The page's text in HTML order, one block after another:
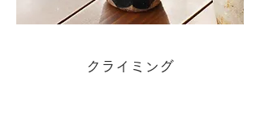
クライミング